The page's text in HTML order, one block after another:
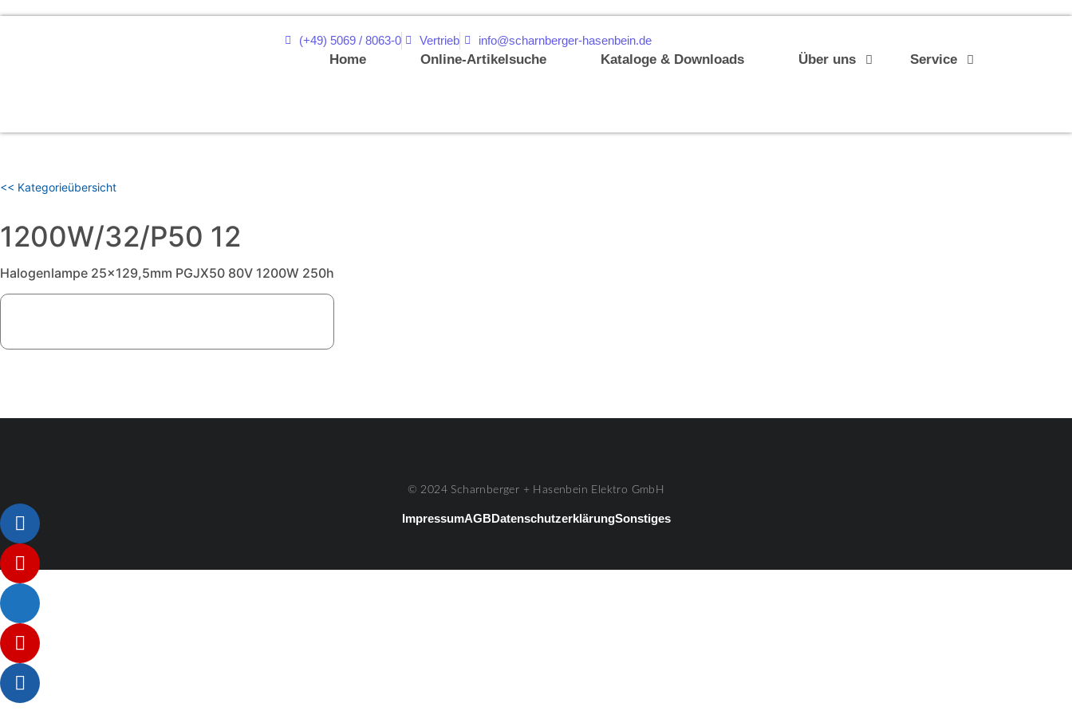
(+49) 5069 / 8063-0 Vertrieb info@scharnberger-hasenbein.de
Home Online-Artikelsuche Kataloge & Downloads Über uns Service
<< Kategorieübersicht
1200W/32/P50 12
Halogenlampe 25x129,5mm PGJX50 80V 1200W 250h
© 2024 Scharnberger + Hasenbein Elektro GmbH
ImpressumAGBDatenschutzerklärungSonstiges